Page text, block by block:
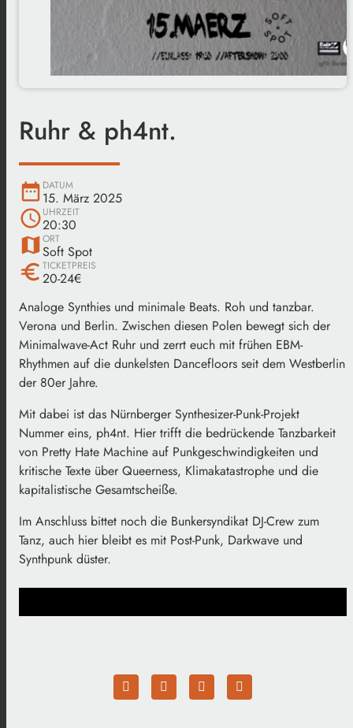
Ruhr & ph4nt.
date_range DATUM
15. März 2025
scheduleUHRZEIT
20:30
map ORT
Soft Spot
euro TICKETPREIS
20-24€
Analoge Synthies und minimale Beats. Roh und tanzbar.
Verona und Berlin. Zwischen diesen Polen bewegt sich der
Minimalwave-Act Ruhr und zerrt euch mit frühen EBM-
Rhythmen auf die dunkelsten Dancefloors seit dem Westberlin
der 80er Jahre.
Mit dabei ist das Nürnberger Synthesizer-Punk-Projekt
Nummer eins, ph4nt. Hier trifft die bedrückende Tanzbarkeit
von Pretty Hate Machine auf Punkgeschwindigkeiten und
kritische Texte über Queerness, Klimakatastrophe und die
kapitalistische Gesamtscheiße.
Im Anschluss bittet noch die Bunkersyndikat DJ-Crew zum
Tanz, auch hier bleibt es mit Post-Punk, Darkwave und
Synthpunk düster.